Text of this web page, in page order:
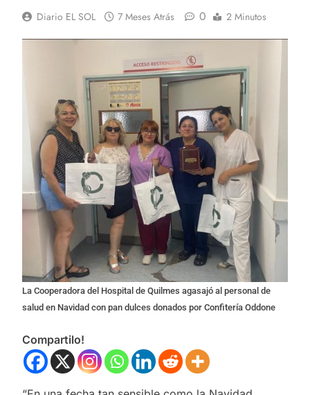
Diario EL SOL 7 Meses Atrás 0 2 Minutos
La Cooperadora del Hospital de Quilmes agasajó al personal de
salud en Navidad con pan dulces donados por Confitería Oddone
Compartilo!